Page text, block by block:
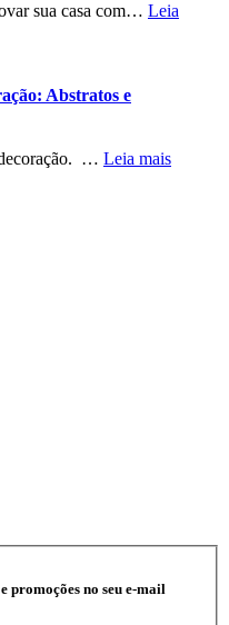
sua casa com… Leia
Abstratos e
… Leia mais
promoções no seu e-mail